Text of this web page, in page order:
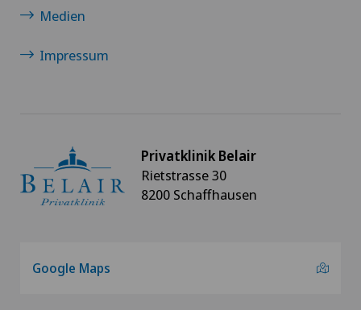
Medien
Impressum
Privatklinik Belair
Rietstrasse 30
8200 Schaffhausen
Google Maps